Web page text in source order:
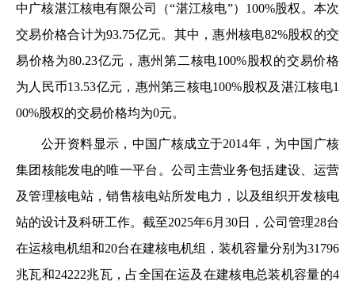
中广核湛江核电有限公司（“湛江核电”）100%股权。 本次
交易价格合计为93.75亿元。其中，惠州核电82%股权的交
易价格为80.23亿元，惠州第二核电100%股权的交易价格
为人民币13.53亿元，惠州第三核电100%股权及湛江核电1
00%股权的交易价格均为0元。
公开资料显示，中国广核成立于2014年，为中国广核
集团核能发电的唯一平台。公司主营业务包括建设、运营
及管理核电站，销售核电站所发电力，以及组织开发核电
站的设计及科研工作。截至2025年6月30日，公司管理28台
在运核电机组和20台在建核电机组，装机容量分别为31796
兆瓦和24222兆瓦，占全国在运及在建核电总装机容量的4